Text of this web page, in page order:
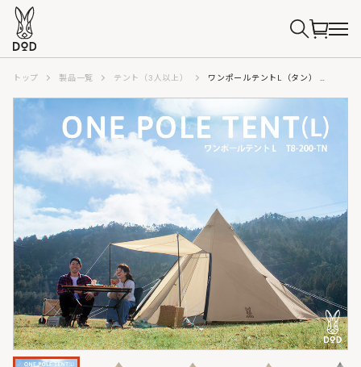
トップ 製品一覧 テント（3人以上） ワンポールテントL（タン） T8-200-TN